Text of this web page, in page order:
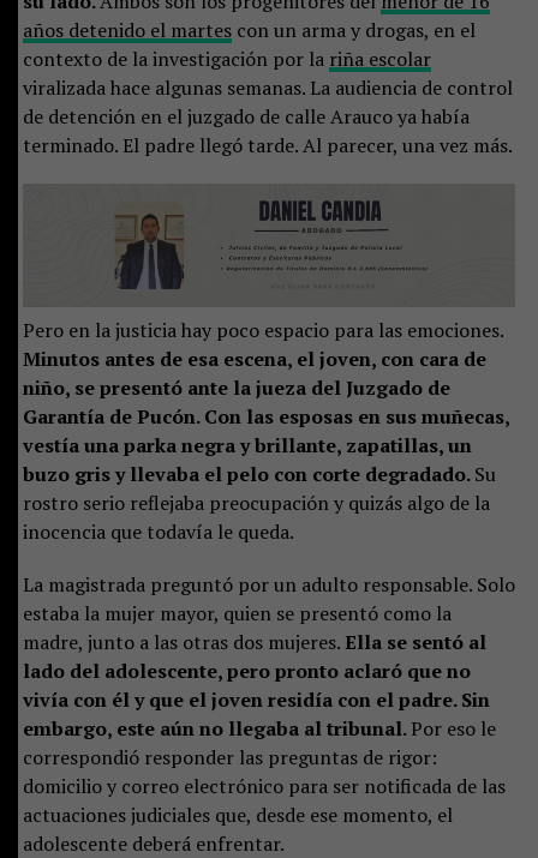
años detenido el martescon un arma y drogas, en el
contexto de la investigación por la riña escolar
viralizada hace algunas semanas. La audiencia de control
de detención en el juzgado de calle Arauco ya había
terminado. El padre llegó tarde. Al parecer, una vez más.
Pero en la justicia hay poco espacio para las emociones.
Minutos antes de esa escena, el joven, con cara de
niño, se presentó ante la jueza del Juzgado de
Garantía de Pucón. Con las esposas en sus muñecas,
vestía una parka negra y brillante, zapatillas, un
buzo gris y llevaba el pelo con corte degradado.Su
rostro serio reflejaba preocupación y quizás algo de la
inocencia que todavía le queda.
La magistrada preguntó por un adulto responsable. Solo
estaba la mujer mayor, quien se presentó como la
madre, junto a las otras dos mujeres. Ella se sentó al
lado del adolescente, pero pronto aclaró que no
vivía con él y que el joven residía con el padre. Sin
embargo, este aún no llegaba al tribunal.Por eso le
correspondió responder las preguntas de rigor:
domicilio y correo electrónico para ser notificada de las
actuaciones judiciales que, desde ese momento, el
adolescente deberá enfrentar.